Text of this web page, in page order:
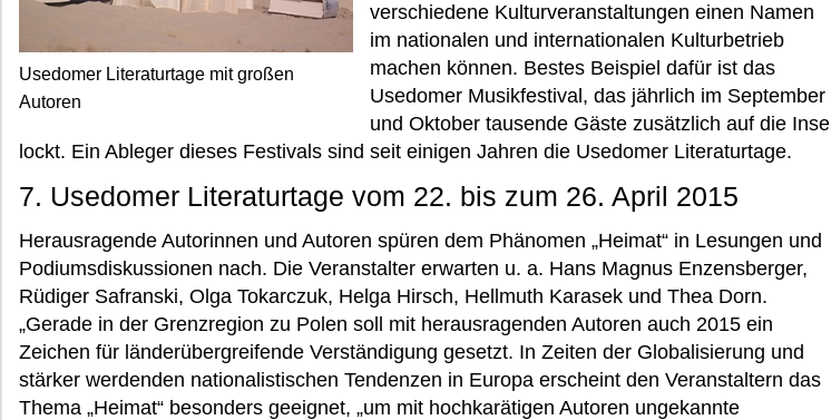
Usedomer Literaturtage mit großen
Autoren
verschiedene Kulturveranstaltungen einen Namen
im nationalen und internationalen Kulturbetrieb
machen können. Bestes Beispiel dafür ist das
Usedomer Musikfestival, das jährlich im September
und Oktober tausende Gäste zusätzlich auf die Insel
lockt. Ein Ableger dieses Festivals sind seit einigen Jahren die Usedomer Literaturtage.
7. Usedomer Literaturtage vom 22. bis zum 26. April 2015
Herausragende Autorinnen und Autoren spüren dem Phänomen „Heimat“ in Lesungen und
Podiumsdiskussionen nach. Die Veranstalter erwarten u. a. Hans Magnus Enzensberger,
Rüdiger Safranski, Olga Tokarczuk, Helga Hirsch, Hellmuth Karasek und Thea Dorn.
„Gerade in der Grenzregion zu Polen soll mit herausragenden Autoren auch 2015 ein
Zeichen für länderübergreifende Verständigung gesetzt. In Zeiten der Globalisierung und
stärker werdenden nationalistischen Tendenzen in Europa erscheint den Veranstaltern das
Thema „Heimat“ besonders geeignet, „um mit hochkarätigen Autoren ungekannte